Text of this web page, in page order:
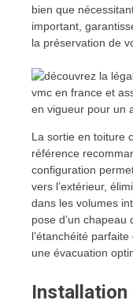
bien que
important,
la préservation de
La sortie en toiture
référence
configuration
vers l’extérieur,
dans les volumes
pose d’un
l’étanchéité
une évacuation
Installation